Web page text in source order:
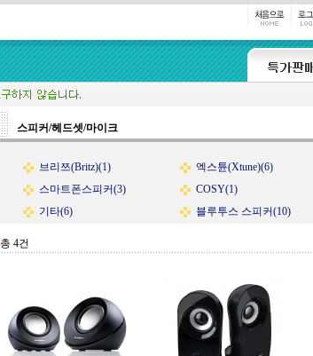
스피커/헤드셋/마이크
브리쯔(Britz)(1) 엑스튠(Xtune)(6)
스마트폰스피커(3)
COSY(1)
기타(6)
블루투스 스피커(10)
총 4건